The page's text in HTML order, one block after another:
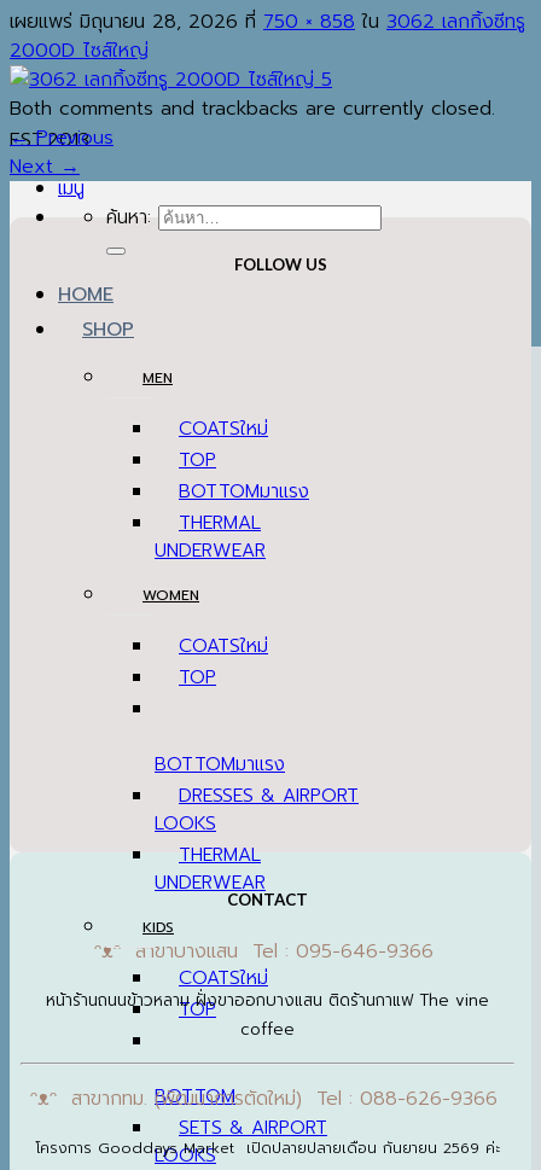
EST.2013
เมนู
ค้นหา:
HOME
SHOP
MEN
COATS
TOP
BOTTOM
THERMAL
UNDERWEAR
WOMEN
COATS
TOP
BOTTOM
DRESSES & AIRPORT
LOOKS
THERMAL
UNDERWEAR
KIDS
COATS
TOP
BOTTOM
SETS & AIRPORT
LOOKS
เผยแพร่ มิถุนายน 28, 2026 ที่ 750 × 858 ใน 3062 เลกกิ้งซีทรู
2000D ไซส์ใหญ่
Both comments and trackbacks are currently closed.
←Previous
Next→
FOLLOW US
CONTACT
ᵔᴥᵔ สาขาบางแสน Tel : 095-646-9366
หน้าร้านถนนข้าวหลาม ฝั่งขาออกบางแสน ติดร้านกาแฟ The vine
coffee
ᵔᴥᵔ สาขากทม. (พัฒนาการตัดใหม่) Tel : 088-626-9366
โครงการ Gooddays Market เปิดปลายปลายเดือน กันยายน 2569 ค่ะ